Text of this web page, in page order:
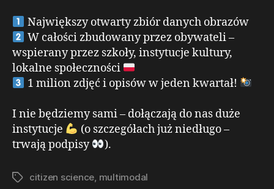
Największy otwarty zbiór danych obrazów
W całości zbudowany przez obywateli –
wspierany przez szkoły, instytucje kultury,
lokalne społeczności
1 milion zdjęć i opisów w jeden kwartał!
I nie będziemy sami – dołączają do nas duże
instytucje
(o szczegółach już niedługo –
trwają podpisy
).
Tagicitizen science, multimodal